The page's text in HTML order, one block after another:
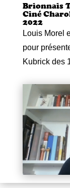
Brionnais
Ciné
2022
Louis Morel
pour
Kubrick des